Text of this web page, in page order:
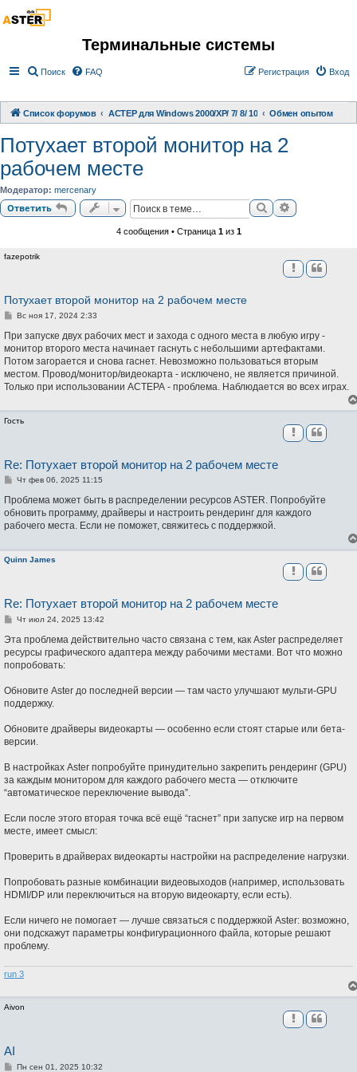
Терминальные системы
Поиск FAQ Вход
Регистрация
Список форумов АСТЕР для Windows 2000/XP/ 7/ 8/ 10 Обмен опытом
Потухает второй монитор на 2
рабочем месте
Модератор: mercenary
Ответить Поиск
4 сообщения • Страница 1из 1
fazepotrik
Потухает второй монитор на 2 рабочем месте
С
о
щ
е
н
е
Вс ноя 17, 2024 2:33
При запуске двух рабочих мест и захода с одного места в любую игру -
монитор второго места начинает гаснуть с небольшими артефактами.
Потом загорается и снова гаснет. Невозможно пользоваться вторым
местом. Провод/монитор/видеокарта - исключено, не является причиной.
Только при использовании АСТЕРА - проблема. Наблюдается во всех играх.
Гость
Re: Потухает второй монитор на 2 рабочем месте
С
о
б
щ
е
е
Чт фев 06, 2025 11:15
Проблема может быть в распределении ресурсов ASTER. Попробуйте
обновить программу, драйверы и настроить рендеринг для каждого
рабочего места. Если не поможет, свяжитесь с поддержкой.
Quinn James
Re: Потухает второй монитор на 2 рабочем месте
С
о
щ
е
и
е
Чт июл 24, 2025 13:42
Эта проблема действительно часто связана с тем, как Aster распределяет
ресурсы графического адаптера между рабочими местами. Вот что можно
попробовать:
Обновите Aster до последней версии — там часто улучшают мульти-GPU
поддержку.
Обновите драйверы видеокарты — особенно если стоят старые или бета-
версии.
В настройках Aster попробуйте принудительно закрепить рендеринг (GPU)
за каждым монитором для каждого рабочего места — отключите
“автоматическое переключение вывода”.
Если после этого вторая точка всё ещё “гаснет” при запуске игр на первом
месте, имеет смысл:
Проверить в драйверах видеокарты настройки на распределение нагрузки.
Попробовать разные комбинации видеовыходов (например, использовать
HDMI/DP или переключиться на вторую видеокарту, если есть).
Если ничего не помогает — лучше связаться с поддержкой Aster: возможно,
они подскажут параметры конфигурационного файла, которые решают
проблему.
run 3
Aivon
AI
СПн сен 01, 2025 10:32